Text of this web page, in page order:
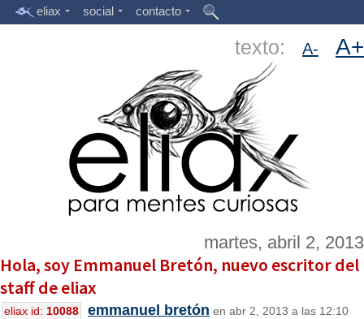
eliax social contacto
texto: A- A+
martes, abril 2, 2013
Hola, soy Emmanuel Bretón, nuevo escritor del
staff de eliax
eliax id: 10088 emmanuel bretón en abr 2, 2013 a las 12:10